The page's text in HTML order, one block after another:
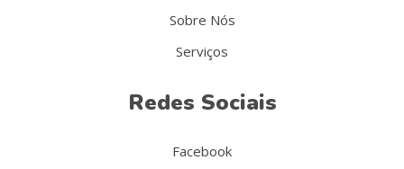
Sobre Nós
Serviços
Redes Sociais
Facebook